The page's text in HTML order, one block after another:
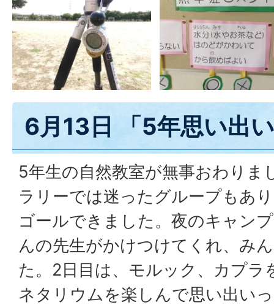
6月13日 「5年思い出
5年生の自然教室が無事おわりま
ラリーでは迷ったグループもあ
ゴールできました。夜のキャン
んの先生がかけつけてくれ、み
た。2日目は、モルック、カプラ
ネタリウムを楽しんで思い出い